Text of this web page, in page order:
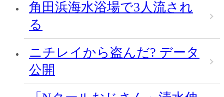
角田浜海水浴場で3人流され
る
ニチレイから盗んだ? データ
公開